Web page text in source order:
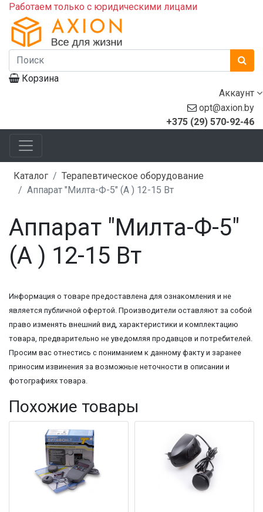
Работаем только с юридическими лицами
Корзина
Аккаунт
opt@axion.by
+375 (29) 570-92-46
Каталог
Терапевтическое оборудование
Аппарат "Милта-Ф-5" (А ) 12-15 Вт
Аппарат "Милта-Ф-5"
(А ) 12-15 Вт
Информация о товаре предоставлена для ознакомления и не
является публичной офертой. Производители оставляют за собой
право изменять внешний вид, характеристики и комплектацию
товара, предварительно не уведомляя продавцов и потребителей.
Просим вас отнестись с пониманием к данному факту и заранее
приносим извинения за возможные неточности в описании и
фотографиях товара.
Похожие товары